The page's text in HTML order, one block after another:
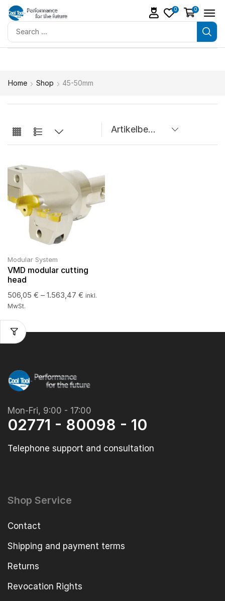
0 0
Home Shop 45-50mm
Modular System
VMD modular cutting
head
506,05 € – 1.563,47 € inkl.
MwSt.
Mon-Fri, 9:00 - 17:00
02771 - 80098 - 10
Telephone support and consultation
Shop Service
Contact
Shipping and payment terms
Returns
Revocation Rights